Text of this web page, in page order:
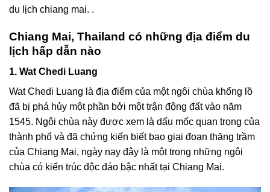
du lịch chiang mai. .
Chiang Mai, Thailand có những địa điểm du
lịch hấp dẫn nào
1. Wat Chedi Luang
Wat Chedi Luang là địa điểm của một ngôi chùa khổng lồ
đã bị phá hủy một phần bởi một trận động đất vào năm
1545. Ngôi chùa này được xem là dấu mốc quan trọng của
thành phố và đã chứng kiến biết bao giai đoạn thăng trầm
của Chiang Mai, ngày nay đây là một trong những ngôi
chùa có kiến trúc độc đáo bậc nhất tại Chiang Mai.